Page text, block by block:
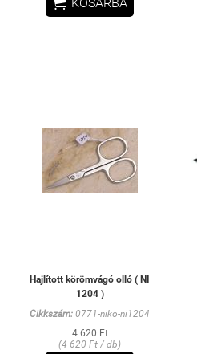
Hajlított körömvágó olló ( NI
1204 )
Cikkszám: 0771-niko-ni1204
4 620 Ft
(4 620 Ft / db)